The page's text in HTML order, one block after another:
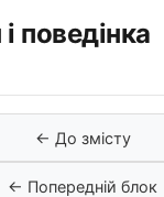
поведінка
← До змісту
← Попередній блок